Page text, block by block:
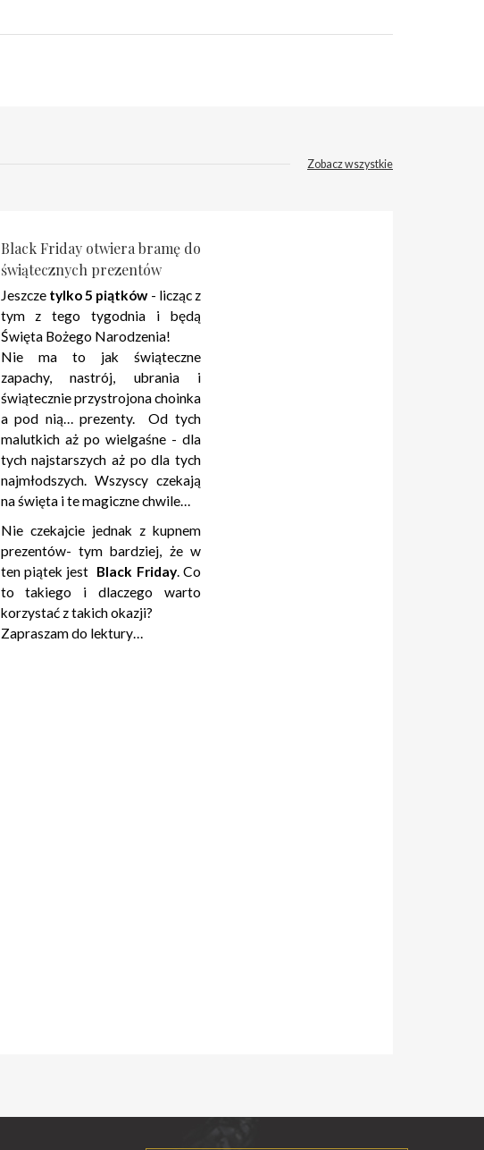
Zobacz wszystkie
Black Friday otwiera bramę do
świątecznych prezentów
Jeszcze tylko 5 piątków- licząc z
tym z tego tygodnia i będą
Święta Bożego Narodzenia!
Nie ma to jak świąteczne
zapachy, nastrój, ubrania i
świątecznie przystrojona choinka
a pod nią… prezenty. Od tych
malutkich aż po wielgaśne - dla
tych najstarszych aż po dla tych
najmłodszych. Wszyscy czekają
na święta i te magiczne chwile…
Nie czekajcie jednak z kupnem
prezentów- tym bardziej, że w
ten piątek jest Black Friday. Co
to takiego i dlaczego warto
korzystać z takich okazji?
Zapraszam do lektury…